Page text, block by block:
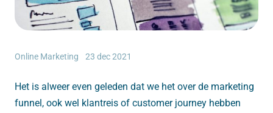
Online Marketing 23 dec 2021
Het is alweer even geleden dat we het over de marketing
funnel, ook wel klantreis of customer journey hebben